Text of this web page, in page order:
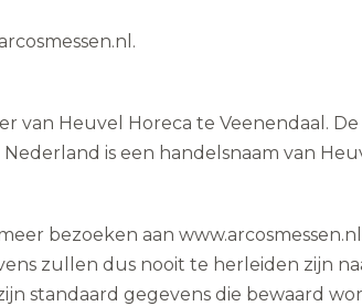
van Heuvel Horeca te Veenendaal. De
is een handelsnaam van
bezoeken aan
zullen dus nooit te herleiden zijn
standaard gegevens die bewaard